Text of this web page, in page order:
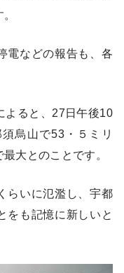
電などの報告も、各
よると、27日午後10
烏山で53・５ミリ
大とのことです。
らいに氾濫し、宇都
をも記憶に新しいと